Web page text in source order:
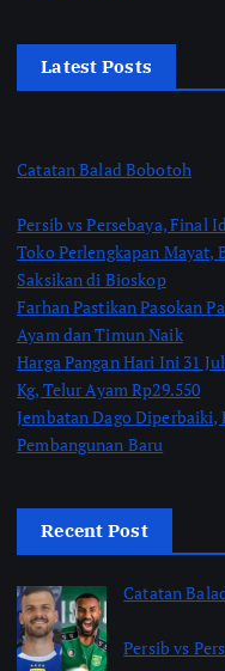
Latest Posts
Catatan Balad Bobotoh
Persib vs Persebaya, Final
Toko Perlengkapan Mayat,
Saksikan di Bioskop
Farhan Pastikan Pasokan
Ayam dan Timun Naik
Harga Pangan Hari Ini 31
Kg, Telur Ayam Rp29.550
Jembatan Dago Diperbaiki,
Pembangunan Baru
Recent Post
Catatan
Persib vs